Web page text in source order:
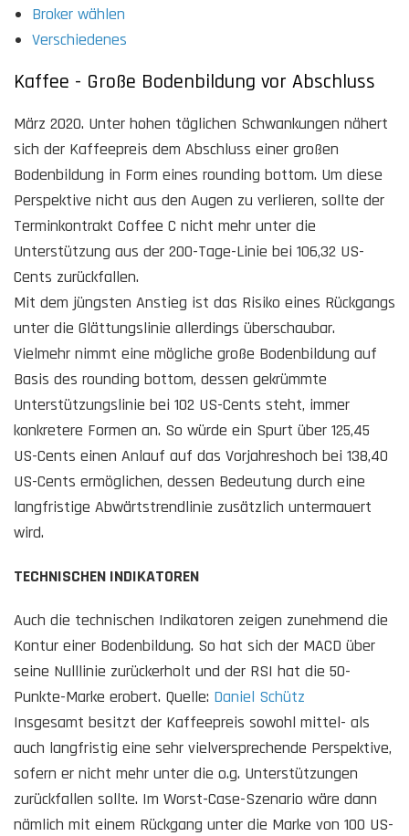
Broker wählen
Verschiedenes
Kaffee - Große Bodenbildung vor Abschluss
März 2020. Unter hohen täglichen Schwankungen nähert
sich der Kaffeepreis dem Abschluss einer großen
Bodenbildung in Form eines rounding bottom. Um diese
Perspektive nicht aus den Augen zu verlieren, sollte der
Terminkontrakt Coffee C nicht mehr unter die
Unterstützung aus der 200-Tage-Linie bei 106,32 US-
Cents zurückfallen.
Mit dem jüngsten Anstieg ist das Risiko eines Rückgangs
unter die Glättungslinie allerdings überschaubar.
Vielmehr nimmt eine mögliche große Bodenbildung auf
Basis des rounding bottom, dessen gekrümmte
Unterstützungslinie bei 102 US-Cents steht, immer
konkretere Formen an. So würde ein Spurt über 125,45
US-Cents einen Anlauf auf das Vorjahreshoch bei 138,40
US-Cents ermöglichen, dessen Bedeutung durch eine
langfristige Abwärtstrendlinie zusätzlich untermauert
wird.
TECHNISCHEN INDIKATOREN
Auch die technischen Indikatoren zeigen zunehmend die
Kontur einer Bodenbildung. So hat sich der MACD über
seine Nulllinie zurückerholt und der RSI hat die 50-
Punkte-Marke erobert. Quelle: Daniel Schütz
Insgesamt besitzt der Kaffeepreis sowohl mittel- als
auch langfristig eine sehr vielversprechende Perspektive,
sofern er nicht mehr unter die o.g. Unterstützungen
zurückfallen sollte. Im Worst-Case-Szenario wäre dann
nämlich mit einem Rückgang unter die Marke von 100 US-